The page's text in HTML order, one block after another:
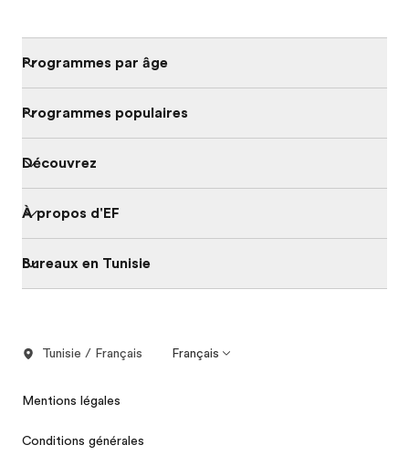
Programmes par âge
Programmes populaires
Découvrez
À propos d'EF
Bureaux en Tunisie
Tunisie / Français Français
Mentions légales
Conditions générales